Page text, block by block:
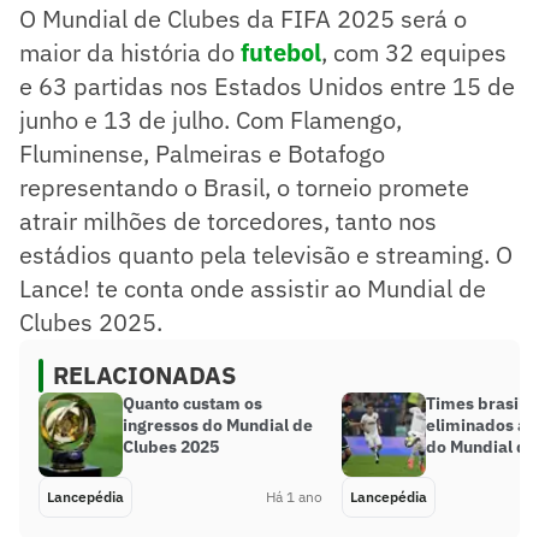
Flamengo, Fluminense, Palmeiras e Botafogo
representarão o Brasil
Transmissão contará com Globo, SporTV, DAZN e CazéTV
SporTV exibirá todos os jogos ao vivo, com cobertura
completa
Resumo supervisionado pelo jornalista!
O Mundial de Clubes da FIFA 2025 será o
maior da história dofutebol, com 32 equipes
e 63 partidas nos Estados Unidos entre 15 de
junho e 13 de julho. Com Flamengo,
Fluminense, Palmeiras e Botafogo
representando o Brasil, o torneio promete
atrair milhões de torcedores, tanto nos
estádios quanto pela televisão e streaming. O
Lance! te conta onde assistir ao Mundial de
Clubes 2025.
RELACIONADAS
Quanto custam os
ingressos do Mundial de
Clubes 2025
Lancepédia Há 1 ano
Times
eliminados
do Mundial
Lancepédia